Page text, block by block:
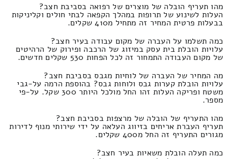
מהו תעריף הובלה של מוצרים של רפואה בסביבת חצב?
העלות לשינוע של תרופות במהלך הקפאה לבתי חולים וקליניקות
בבעלות פרטית המחיר זה מתחיל מ410 שקלים.
כמה תשלמו על העברה של מקום עבודה בעיר חצב?
עלויות הובלת בית עסק במיזוג של הרכבה ופירוק של הרהיטים
של מקום העבודה התמחור זה לכל הפחות 530 שקלים חדשים.
מה המחיר של העברה של לוחיות מגבס בסביבת חצב?
עלויות הובלת קערות גבס ולוחות גבס? בהוספת הרמה על-גבי
משטח ופריקה העלות זהו החל מולכל היותר 300 שקל. על-פי
מספר.
מהו התעריף של הובלה של מרצפות בסביבת חצב?
תעריף העברת אריחים בזיווג העלאה על ידי שירותי מנוף לדירות
מגורים התעריף זה החל מ400 שקלים.
כמה תעלה הובלת משאיות בעיר חצב?